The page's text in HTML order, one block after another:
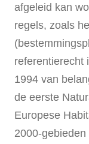
afgeleid kan
regels, zoals
referentierecht
1994 van
de eerste
Europese
2000-